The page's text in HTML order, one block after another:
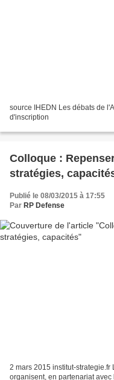
source IHEDN Les débats de
d'inscription
Colloque :
stratégies,
Publié le 08/03/2015 à 17:55
Par RP Defense
2 mars 2015 institut-strategie.fr
organisent, en partenariat avec